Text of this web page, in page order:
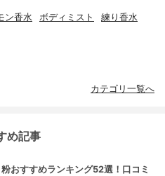
ン香水 ボディミスト 練り香水
カテゴリ一覧へ
め記事
おすすめランキング52選！口コミ